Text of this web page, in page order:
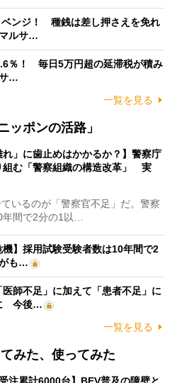
ベンジ！ 種銭は差し押さえを免れ
ルサ…
％！ 毎日5万円超の延滞税が積み
サ…
一覧を見る
ッポンの活路」
れ」に歯止めはかかるか？】警察庁
組む「警察組織の構造改革」 実
いるのが「警察官不足」だ。警察
間で2分の1以…
機】採用試験受験者数は10年間で2
も…
医師不足」に加えて「患者不足」に
今後…
一覧を見る
みた、使ってみた